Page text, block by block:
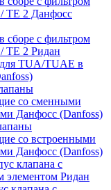
TE 2 Данфосс
сборе с фильтром
TE 2 Ридан
TUA/TUAE в
со сменными
Данфосс (Danfoss)
со встроенными
Данфосс (Danfoss)
клапана с
элементом Ридан